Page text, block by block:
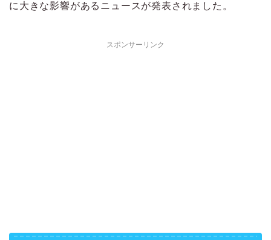
に大きな影響があるニュースが発表されました。
スポンサーリンク